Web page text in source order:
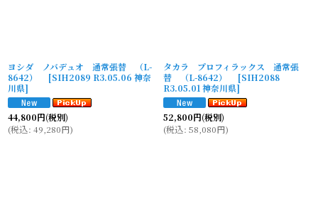
ヨシダ ノバデュオ 通常張替 （L-
8642）
[SIH2089 R3.05.06 神奈
川県]
44,800円(税別)
(税込: 49,280円)
タカラ プロフィラックス 通常張
替 （L-8642）
[SIH2088
R3.05.01 神奈川県]
52,800円(税別)
(税込: 58,080円)